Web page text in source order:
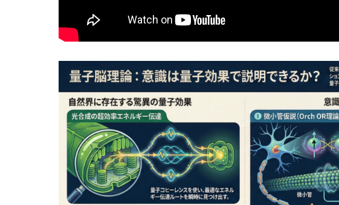
ップを徹底解説